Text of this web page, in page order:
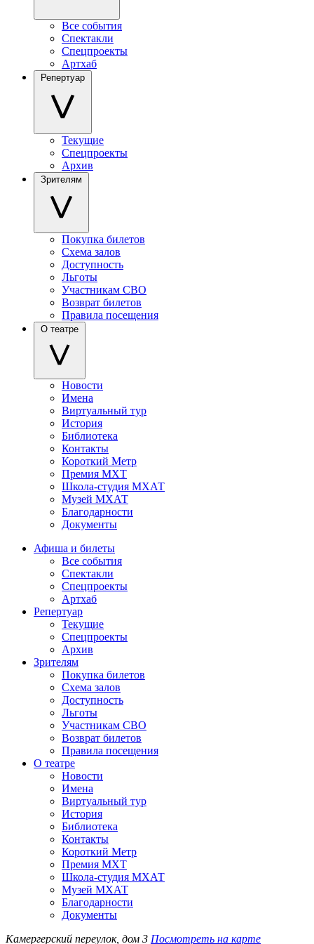
Все события
Спектакли
Спецпроекты
Артхаб
Репертуар
Текущие
Спецпроекты
Архив
Зрителям
Покупка билетов
Схема залов
Доступность
Льготы
Участникам СВО
Возврат билетов
Правила посещения
О театре
Новости
Имена
Виртуальный тур
История
Библиотека
Контакты
Короткий Метр
Премия МХТ
Школа-студия МХАТ
Музей МХАТ
Благодарности
Документы
Афиша и билеты
Все события
Спектакли
Спецпроекты
Артхаб
Репертуар
Текущие
Спецпроекты
Архив
Зрителям
Покупка билетов
Схема залов
Доступность
Льготы
Участникам СВО
Возврат билетов
Правила посещения
О театре
Новости
Имена
Виртуальный тур
История
Библиотека
Контакты
Короткий Метр
Премия МХТ
Школа-студия МХАТ
Музей МХАТ
Благодарности
Документы
Камергерский переулок, дом 3 Посмотреть на карте